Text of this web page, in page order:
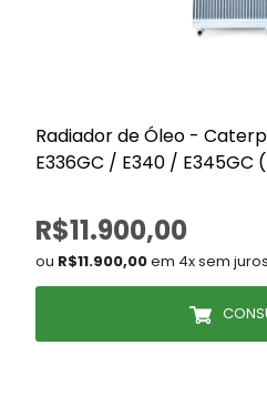
Radiador de Óleo -
E336GC / E340 /
R$11.900,00
ou R$11.900,00em 4x sem juros